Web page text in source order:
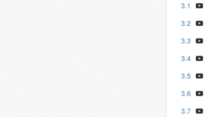
3.1
3.2
3.3
3.4
3.5
3.6
3.7